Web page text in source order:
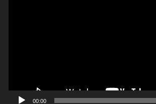
00:00